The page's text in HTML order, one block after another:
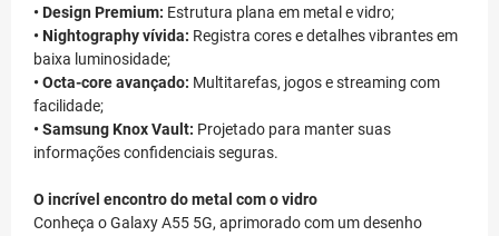
• Design Premium: Estrutura plana em metal e vidro;
• Nightography vívida: Registra cores e detalhes vibrantes em
baixa luminosidade;
• Octa-core avançado: Multitarefas, jogos e streaming com
facilidade;
• Samsung Knox Vault: Projetado para manter suas
informações confidenciais seguras.
O incrível encontro do metal com o vidro
Conheça o Galaxy A55 5G, aprimorado com um desenho